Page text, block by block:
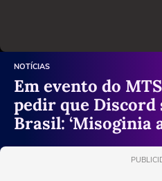
NOTÍCIAS
Em evento do
pedir que Discord
Brasil: ‘Misoginia